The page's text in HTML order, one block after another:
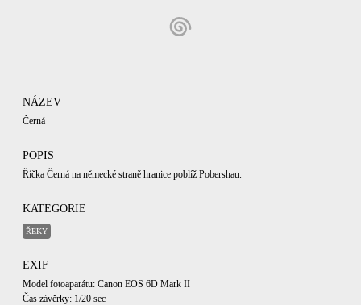
NÁZEV
Černá
POPIS
Říčka Černá na německé straně hranice poblíž Pobershau.
KATEGORIE
ŘEKY
EXIF
Model fotoaparátu: Canon EOS 6D Mark II
Čas závěrky: 1/20 sec